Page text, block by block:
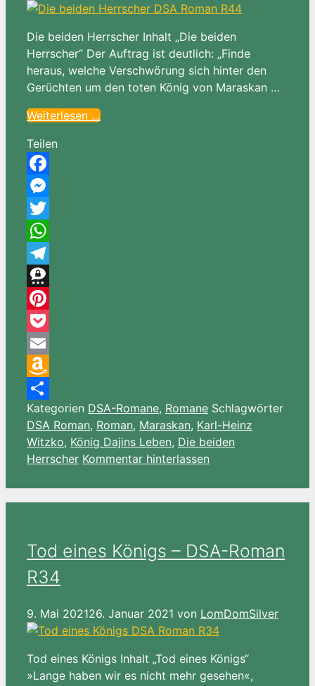
Die beiden Herrscher Inhalt „Die beiden
Herrscher“ Der Auftrag ist deutlich: „Finde
heraus, welche Verschwörung sich hinter den
Gerüchten um den toten König von Maraskan …
Weiterlesen …
Teilen
Facebook
Messenger
Twitter
WhatsApp
Telegram
Threema
Pinterest
Pocket
Email
Amazon
Wish
List
Teilen
Kategorien DSA-Romane, Romane Schlagwörter
DSA Roman, Roman, Maraskan, Karl-Heinz
Witzko, König Dajins Leben, Die beiden
Herrscher Kommentar hinterlassen
Tod eines Königs – DSA-Roman
R34
9. Mai 202126. Januar 2021 von LomDomSilver
Tod eines Königs Inhalt „Tod eines Königs“
»Lange haben wir es nicht mehr gesehen«,